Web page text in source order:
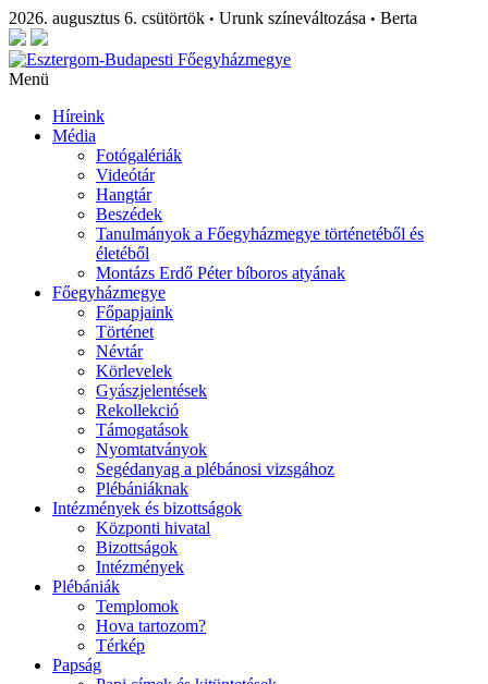
2026. augusztus 6. csütörtök • Urunk színeváltozása • Berta
Menü
Híreink
Média
Fotógalériák
Videótár
Hangtár
Beszédek
Tanulmányok a Főegyházmegye történetéből és
életéből
Montázs Erdő Péter bíboros atyának
Főegyházmegye
Főpapjaink
Történet
Névtár
Körlevelek
Gyászjelentések
Rekollekció
Támogatások
Nyomtatványok
Segédanyag a plébánosi vizsgához
Plébániáknak
Intézmények és bizottságok
Központi hivatal
Bizottságok
Intézmények
Plébániák
Templomok
Hova tartozom?
Térkép
Papság